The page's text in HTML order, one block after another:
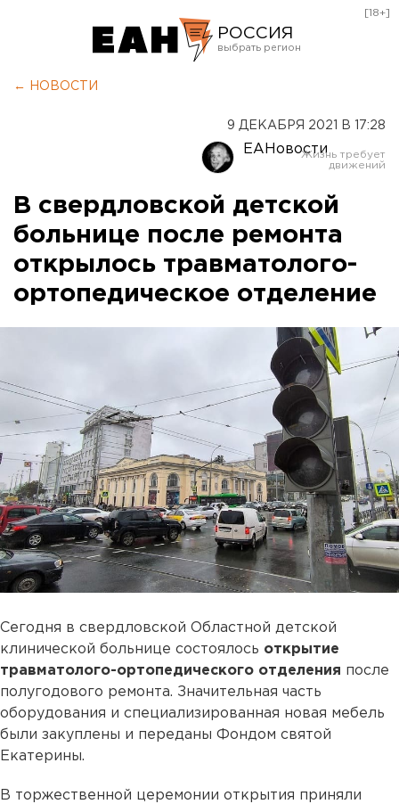
РОССИЯ
Оренбург
[18+]
← НОВОСТИ
9 ДЕКАБРЯ 2021 В 17:28
ЕАНовости
В свердловской детской
больнице после ремонта
открылось травматолого-
ортопедическое отделение
Сегодня в свердловской Областной детской
клинической больнице состоялось открытие
травматолого-ортопедического отделения после
полугодового ремонта. Значительная часть
оборудования и специализированная новая мебель
были закуплены и переданы Фондом святой
Екатерины.
В торжественной церемонии открытия приняли